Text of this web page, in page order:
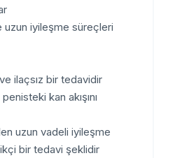
sunar.
ve uzun iyileşme süreçleri
ve ilaçsız bir tedavidir.
ile penisteki kan akışını
uzun vadeli iyileşme
bir tedavi şeklidir.